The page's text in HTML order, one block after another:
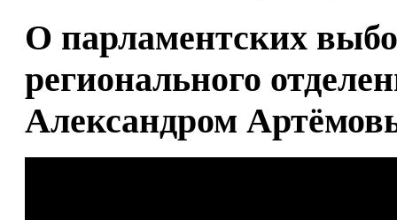
О парламентских
регионального
Александром